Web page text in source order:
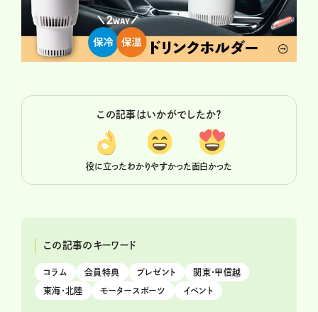
この記事はいかがでしたか？
役に立ったわかりやすかった面白かった
この記事のキーワード
コラム 会員特典 プレゼント 関東・甲信越
東海・北陸 モータースポーツ イベント